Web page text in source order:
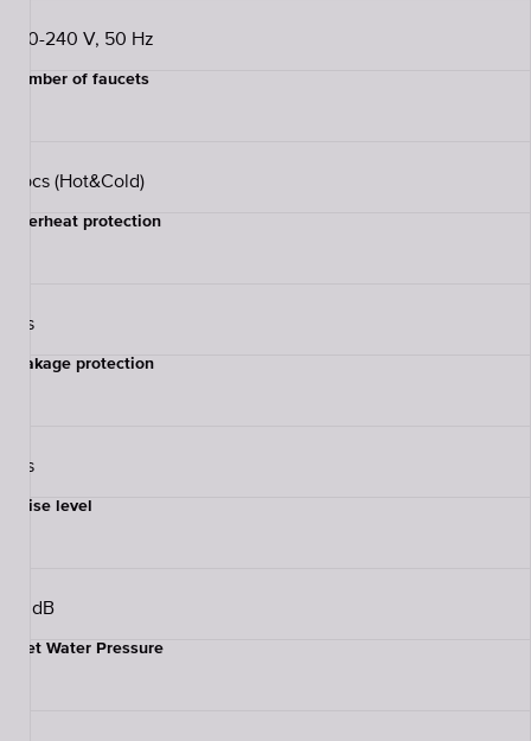
220-240 V, 50 Hz
Number of faucets
2 pcs (Hot&Cold)
Overheat protection
Yes
Leakage protection
Yes
Noise level
59 dB
Inlet Water Pressure